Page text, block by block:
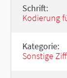
Schrift:
Kodierung
Kategorie:
Sonstige